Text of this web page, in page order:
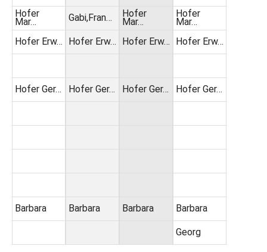
Hofer
Mar…
Hofer Erw…
Hofer Ger…
Barbara
Gabi,Fran…
Hofer Erw…
Hofer Ger…
Barbara
Hofer
Mar…
Hofer Erw…
Hofer Ger…
Barbara
Hofer
Mar…
Hofer Erw…
Hofer Ger…
Barbara
Georg